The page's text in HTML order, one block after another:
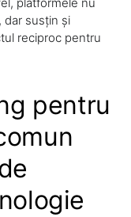
dar susțin și
reciproc pentru
pentru